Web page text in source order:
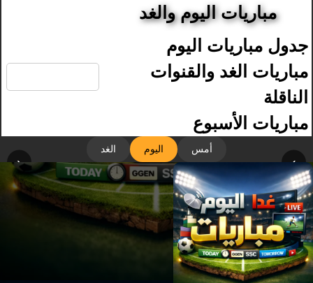
مباريات اليوم والغد
جدول مباريات اليوم
مباريات الغد والقنوات
الناقلة
مباريات الأسبوع
أمس اليوم الغد
‹ ›